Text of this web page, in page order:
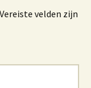
Vereiste velden zijn